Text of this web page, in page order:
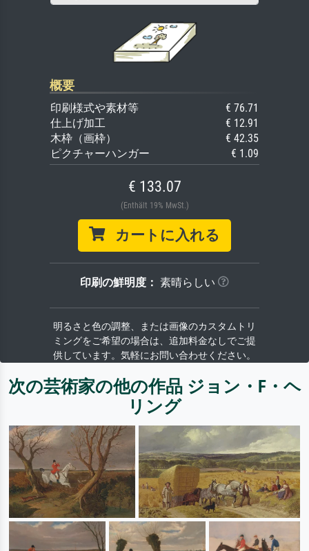
概要
印刷様式や素材等
€ 76.71
仕上げ加工
€ 12.91
木枠（画枠）
€ 42.35
ピクチャーハンガー
€ 1.09
€ 133.07
(Enthält 19% MwSt.)
カートに入れる
印刷の鮮明度： 素晴らしい
明るさと色の調整、または画像のカスタムトリ
ミングをご希望の場合は、追加料金なしでご提
供しています。気軽にお問い合わせください。
次の芸術家の他の作品 ジョン・F・ヘ
リング